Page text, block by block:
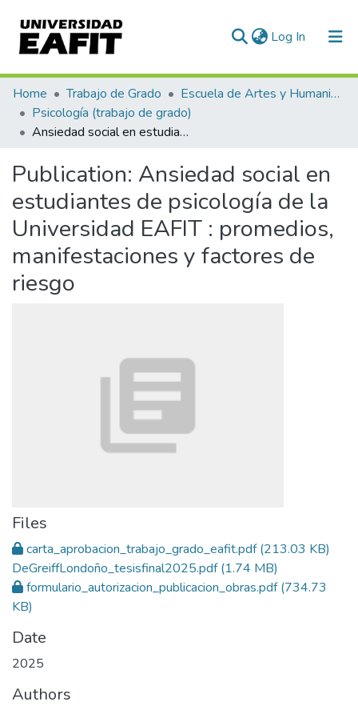
Log In (current)
Communities & Collections
All of DSpace
Home Trabajo de Grado
Escuela de Artes y Humanidades
Psicología (trabajo de grado)
Ansiedad social en estudiantes de psicología de la Universidad EAFIT : promedios, manifestaciones y factores de riesgo
Publication: Ansiedad social en
estudiantes de psicología de la
Universidad EAFIT : promedios,
manifestaciones y factores de
riesgo
Files
carta_aprobacion_trabajo_grado_eafit.pdf(213.03 KB)
DeGreiffLondoño_tesisfinal2025.pdf(1.74 MB)
formulario_autorizacion_publicacion_obras.pdf(734.73
KB)
Date
2025
Authors